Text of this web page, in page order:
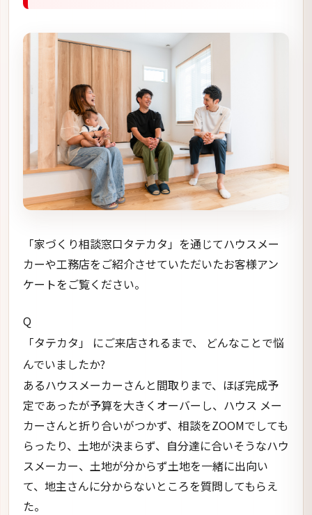
「家づくり相談窓口タテカタ」を通じてハウスメー
カーや工務店をご紹介させていただいたお客様アン
ケートをご覧ください。
Q
「タテカタ」 にご来店されるまで、 どんなことで悩
んでいましたか?
あるハウスメーカーさんと間取りまで、ほぼ完成予
定であったが予算を大きくオーバーし、ハウス メー
カーさんと折り合いがつかず、相談をZOOMでしても
らったり、土地が決まらず、自分達に合いそうなハウ
スメーカー、土地が分からず土地を一緒に出向い
て、地主さんに分からないところを質問してもらえ
た。